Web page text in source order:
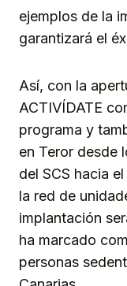
ejemplos de la
garantizará el
Así, con la
ACTIVÍDATE
programa y
en Teror desde
del SCS hacia
la red de
implantación
ha marcado
personas